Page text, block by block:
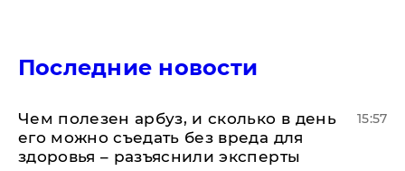
Последние новости
Чем полезен арбуз, и сколько в день
его можно съедать без вреда для
здоровья – разъяснили эксперты
15:57